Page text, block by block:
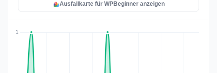
Ausfallkarte für WPBeginner anzeigen